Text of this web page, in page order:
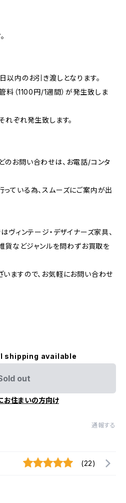
以内のお引き渡しとなります。
料（1100円/1週間）が発生致しま
れぞれ発生致します。
お問い合わせは、お電話/コンタ
ている為、スムーズにご案内が出
ヴィンテージ・デザイナーズ家具、
雑貨などジャンルを問わずお買取を
ますので、お気軽にお問い合わせ
shipping available
out
お住まいの方向け
通報する
(22)